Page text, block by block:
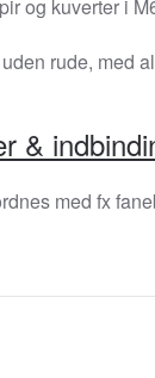
og kuverter i
rude, med
&
med fx